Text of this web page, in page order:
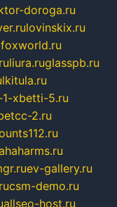
doroga.ru
lovinskix.ru
liura.ruglasspb.ru
xbetti-5.ru
2.ru
ev-gallery.ru
csm-demo.ru
allseo-host.ru